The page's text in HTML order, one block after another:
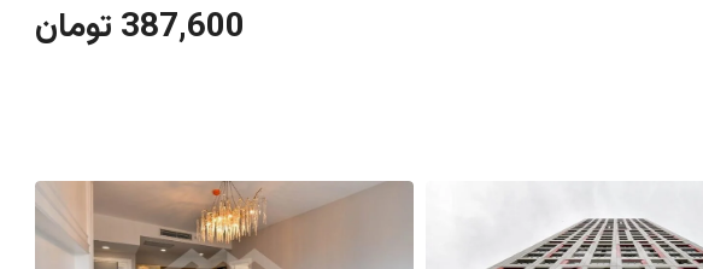
387,600 تومان